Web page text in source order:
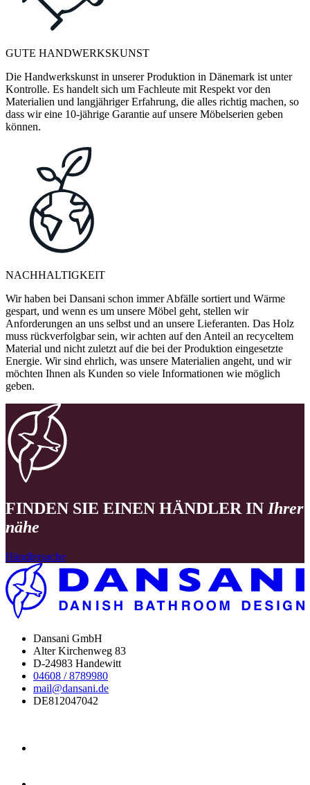
GUTE HANDWERKSKUNST
Die Handwerkskunst in unserer Produktion in Dänemark ist unter
Kontrolle. Es handelt sich um Fachleute mit Respekt vor den
Materialien und langjähriger Erfahrung, die alles richtig machen, so
dass wir eine 10-jährige Garantie auf unsere Möbelserien geben
können.
NACHHALTIGKEIT
Wir haben bei Dansani schon immer Abfälle sortiert und Wärme
gespart, und wenn es um unsere Möbel geht, stellen wir
Anforderungen an uns selbst und an unsere Lieferanten. Das Holz
muss rückverfolgbar sein, wir achten auf den Anteil an recyceltem
Material und nicht zuletzt auf die bei der Produktion eingesetzte
Energie. Wir sind ehrlich, was unsere Materialien angeht, und wir
möchten Ihnen als Kunden so viele Informationen wie möglich
geben.
FINDEN SIE EINEN HÄNDLER IN Ihrer
nähe
Händlersuche
Dansani GmbH
Alter Kirchenweg 83
D-24983 Handewitt
04608 / 8789980
mail@dansani.de
DE812047042